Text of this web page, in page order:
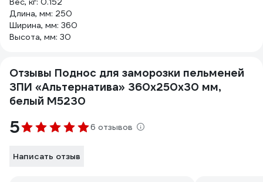
Длина, мм: 250
Ширина, мм: 360
Высота, мм: 30
Отзывы Поднос для заморозки пельменей
ЗПИ «Альтернатива» 360x250x30 мм,
белый М5230
5 6 отзывов
Написать отзыв